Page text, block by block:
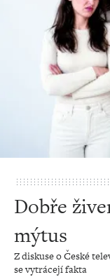
Dobře
mýtus
Z diskuse o České
se vytrácejí fakta